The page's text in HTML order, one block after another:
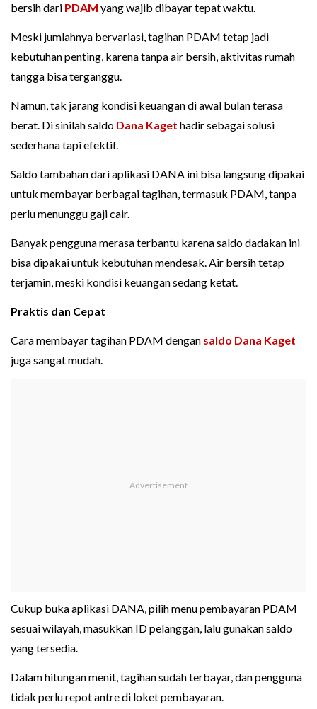
bersih dari PDAM yang wajib dibayar tepat waktu.
Meski jumlahnya bervariasi, tagihan PDAM tetap jadi
kebutuhan penting, karena tanpa air bersih, aktivitas rumah
tangga bisa terganggu.
Namun, tak jarang kondisi keuangan di awal bulan terasa
berat. Di sinilah saldo Dana Kaget hadir sebagai solusi
sederhana tapi efektif.
Saldo tambahan dari aplikasi DANA ini bisa langsung dipakai
untuk membayar berbagai tagihan, termasuk PDAM, tanpa
perlu menunggu gaji cair.
Banyak pengguna merasa terbantu karena saldo dadakan ini
bisa dipakai untuk kebutuhan mendesak. Air bersih tetap
terjamin, meski kondisi keuangan sedang ketat.
Praktis dan Cepat
Cara membayar tagihan PDAM dengan saldo Dana Kaget
juga sangat mudah.
Cukup buka aplikasi DANA, pilih menu pembayaran PDAM
sesuai wilayah, masukkan ID pelanggan, lalu gunakan saldo
yang tersedia.
Dalam hitungan menit, tagihan sudah terbayar, dan pengguna
tidak perlu repot antre di loket pembayaran.